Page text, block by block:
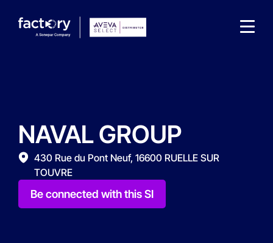
What are you looking for?
NAVAL GROUP
430 Rue du Pont Neuf, 16600 RUELLE SUR
TOUVRE
Be connected with this SI